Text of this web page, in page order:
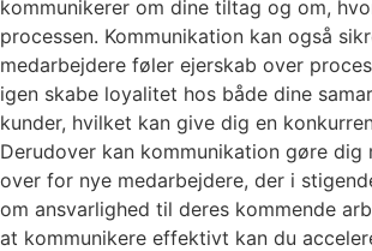
kommunikerer om dine tiltag og om,
processen. Kommunikation kan også
medarbejdere føler ejerskab over
igen skabe loyalitet hos både dine
kunder, hvilket kan give dig en
Derudover kan kommunikation gøre dig
over for nye medarbejdere, der i
om ansvarlighed til deres kommende
at kommunikere effektivt kan du